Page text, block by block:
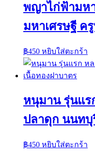
พญาไก่ฟ้ามห
มหาเศรษฐี ค
฿450 หยิบใส่ตะกร้า
หนุมาน รุ่นแร
ปลาดุก นนทบุ
฿450 หยิบใส่ตะกร้า